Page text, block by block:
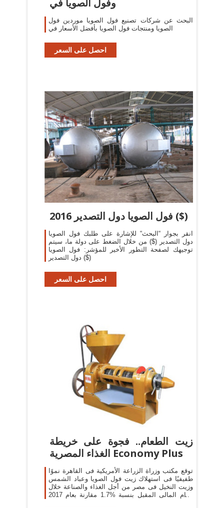
وفول الصويا في
البحث عن شركات تصنيع فول الصويا موردين فول
الصويا ومنتجات فول الصويا بأفضل الأسعار في
احصل على السعر
2016 فول الصويا دول التصدير ($)
انقر بجوار “البحث“ للإشارة على طلبك فول الصويا
دول التصدير ($) من خلال الضغط على دولة ما، سيتم
توجيهك لصفحة التطور الأخير للمؤشر: فول الصويا
دول التصدير ($)
احصل على السعر
زيت الطعام.. فجوة على خريطة
الغذاء المصرية Economy Plus
توقع مكتب وزراة الزراعة الأمريكية فى القاهرة نموًا
طفيفيًا فى استهلاك زيت فول الصويا وعباد الشمس
وزيت النخيل فى مصر من أجل الغذاء والصناعة خلال
العام المالى المقبل بنسبة %1.7 مقارنة بعام 2017